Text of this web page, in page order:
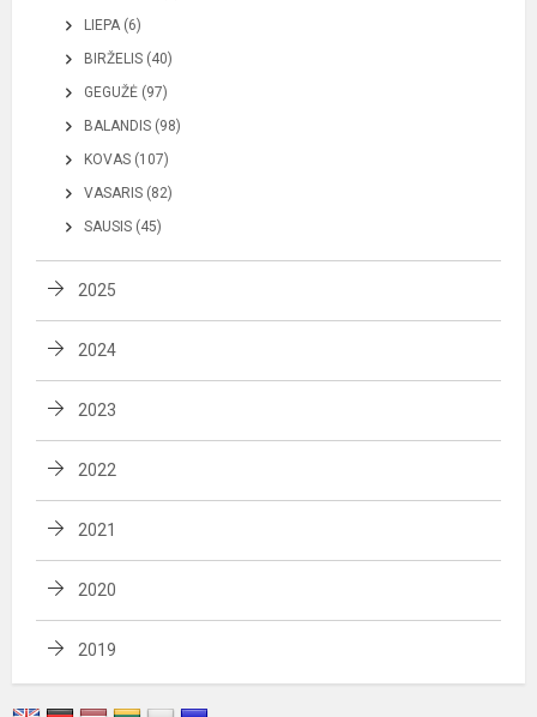
LIEPA (6)
BIRŽELIS (40)
GEGUŽĖ (97)
BALANDIS (98)
KOVAS (107)
VASARIS (82)
SAUSIS (45)
2025
2024
2023
2022
2021
2020
2019